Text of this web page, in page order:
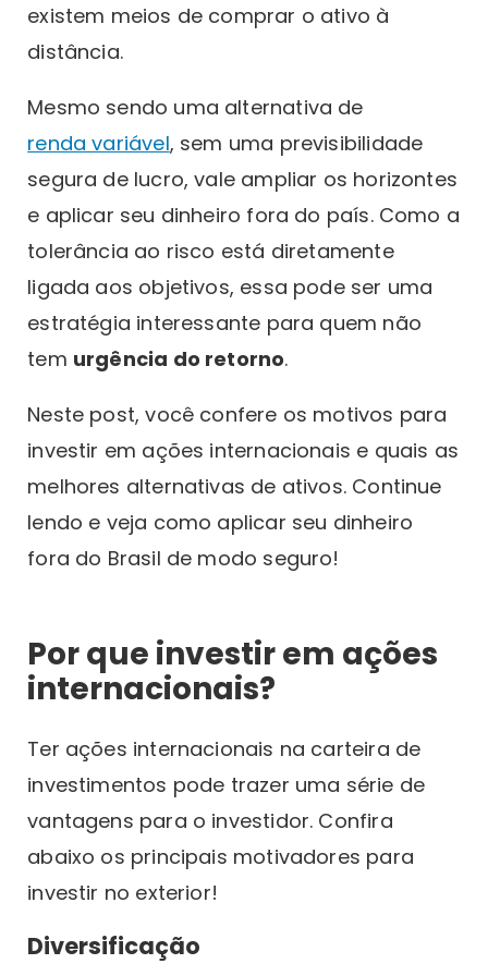
existem meios de comprar o ativo à
distância.
Mesmo sendo uma alternativa de
renda variável, sem uma previsibilidade
segura de lucro, vale ampliar os horizontes
e aplicar seu dinheiro fora do país. Como a
tolerância ao risco está diretamente
ligada aos objetivos, essa pode ser uma
estratégia interessante para quem não
tem urgência do retorno.
Neste post, você confere os motivos para
investir em ações internacionais e quais as
melhores alternativas de ativos. Continue
lendo e veja como aplicar seu dinheiro
fora do Brasil de modo seguro!
Por que investir em ações
internacionais?
Ter ações internacionais na carteira de
investimentos pode trazer uma série de
vantagens para o investidor. Confira
abaixo os principais motivadores para
investir no exterior!
Diversificação